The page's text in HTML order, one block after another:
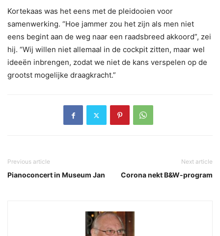
Kortekaas was het eens met de pleidooien voor
samenwerking. “Hoe jammer zou het zijn als men niet
eens begint aan de weg naar een raadsbreed akkoord”, zei
hij. “Wij willen niet allemaal in de cockpit zitten, maar wel
ideeën inbrengen, zodat we niet de kans verspelen op de
grootst mogelijke draagkracht.”
Previous article
Pianoconcert in Museum Jan
Next article
Corona nekt B&W-program